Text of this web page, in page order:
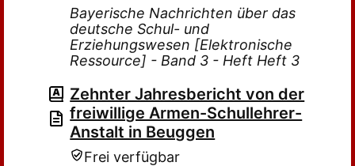
Bayerische Nachrichten über das
deutsche Schul- und
Erziehungswesen [Elektronische
Ressource] - Band 3 - Heft Heft 3
Zehnter Jahresbericht von der
freiwillige Armen-Schullehrer-
Anstalt in Beuggen
Frei verfügbar